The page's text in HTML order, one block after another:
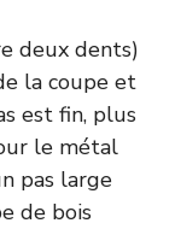
deux dents)
la coupe et
est fin, plus
le métal
pas large
de bois